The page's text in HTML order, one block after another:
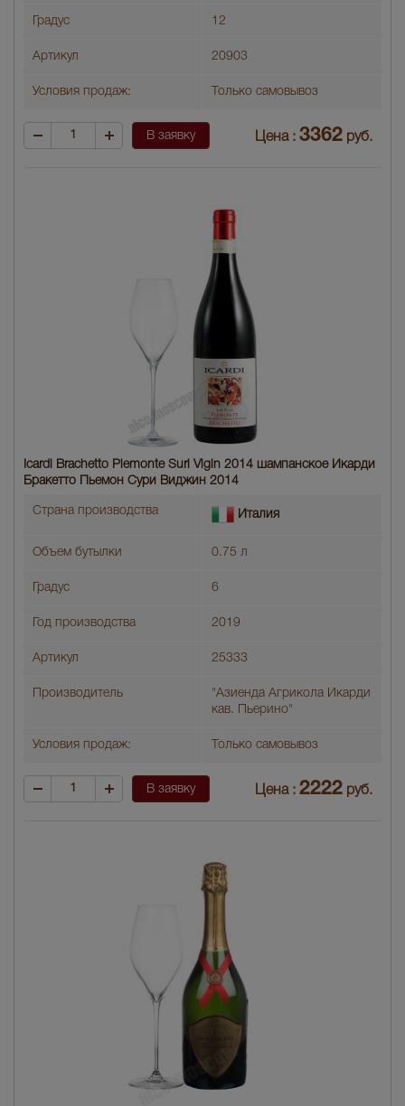
Градус 12
Артикул 20903
Условия продаж: Только самовывоз
В заявку Цена : 3362 руб.
Icardi Brachetto Piemonte Suri Vigin 2014 шампанское Икарди
Бракетто Пьемон Сури Виджин 2014
Страна производства Италия
Объем бутылки 0.75 л
Градус 6
Год производства 2019
Артикул 25333
Производитель
"Азиенда Агрикола Икарди
кав. Пьерино"
Условия продаж: Только самовывоз
В заявку Цена : 2222 руб.